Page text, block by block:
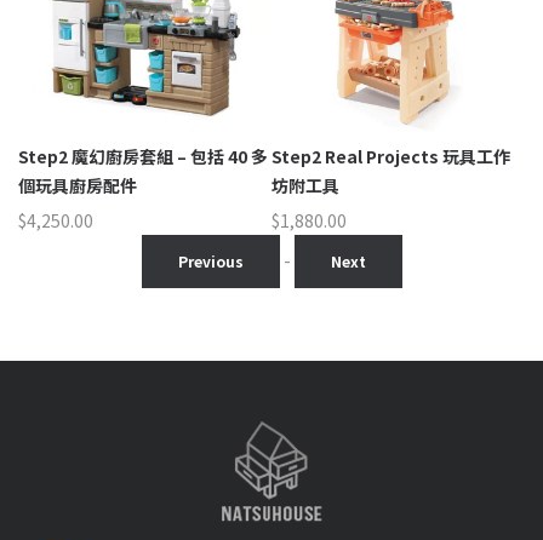
Step2 魔幻廚房套組 – 包括 40 多
個玩具廚房配件
$4,250.00
Step2 Real Projects 玩具工作
坊附工具
$1,880.00
Previous - Next